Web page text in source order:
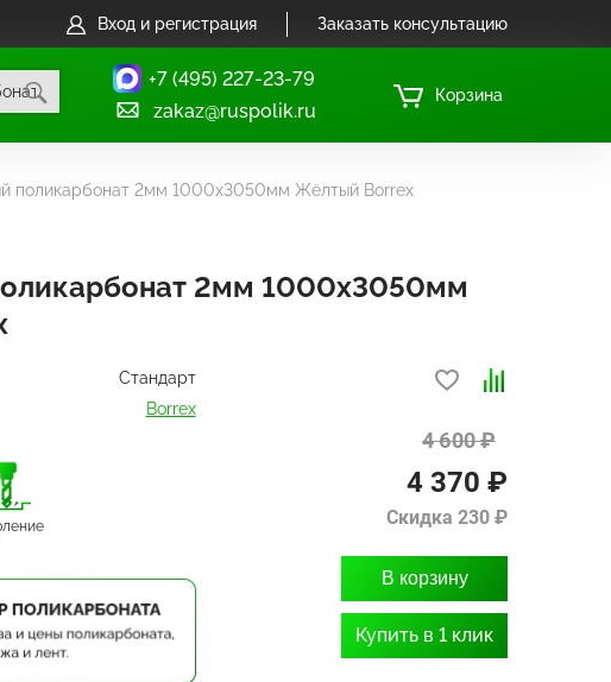
Вход и регистрация Заказать консультацию
+7 (495) 227-23-79
zakaz@ruspolik.ru
Корзина
поликарбонат 2мм 1000х3050мм Жёлтый Borrex
2мм 1000х3050мм
Стандарт
Borrex
4 600 ₽
4 370 ₽
Скидка 230 ₽
В корзину
Купить в 1 клик